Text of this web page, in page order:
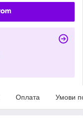
Оплата Умови